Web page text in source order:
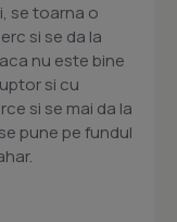
se toarna o
si se da la
nu este bine
si cu
si se mai da la
pune pe fundul